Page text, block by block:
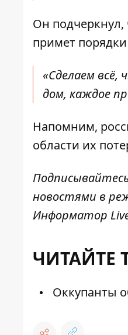
Он подчеркнул,
примет
«Сделаем
дом, каждое
Напомним,
области их
новостями в
Информатор
ЧИТАЙТЕ
Оккупанты